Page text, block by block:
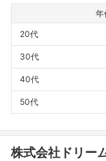
年
20代
30代
40代
50代
株式会社ドリー